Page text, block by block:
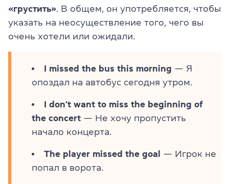
«грустить». В общем, он употребляется, чтобы
указать на неосуществление того, чего вы
очень хотели или ожидали.
I missed the bus this morning — Я
опоздал на автобус сегодня утром.
I don't want to miss the beginning of
the concert — Не хочу пропустить
начало концерта.
The player missed the goal
— Игрок не
попал в ворота.